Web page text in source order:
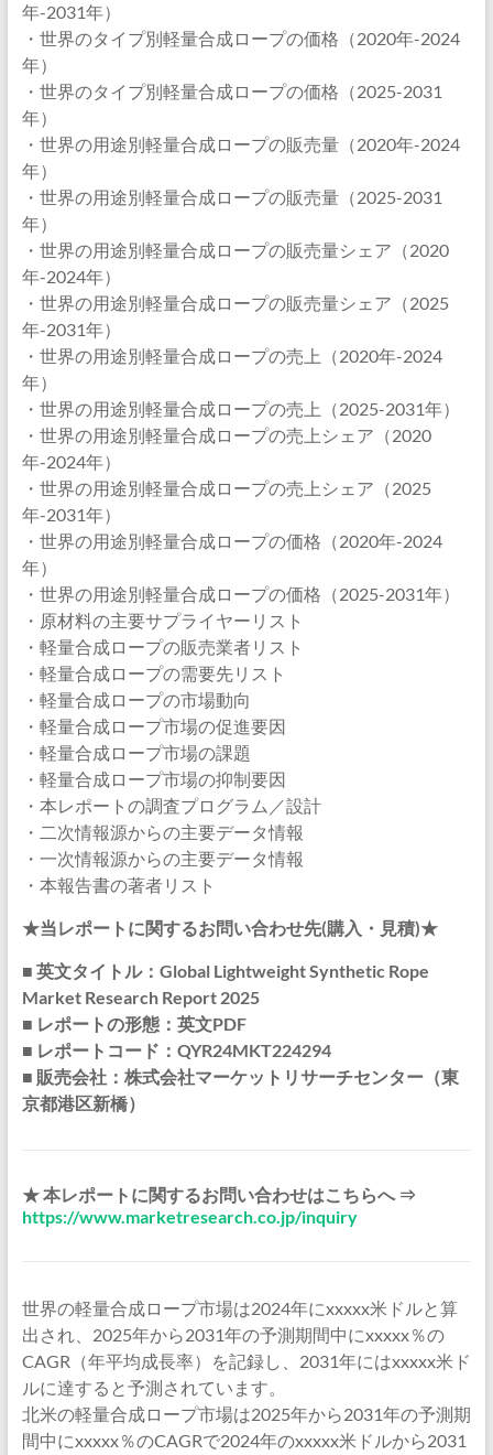
年-2031年）
・世界のタイプ別軽量合成ロープの価格（2020年-2024
年）
・世界のタイプ別軽量合成ロープの価格（2025-2031
年）
・世界の用途別軽量合成ロープの販売量（2020年-2024
年）
・世界の用途別軽量合成ロープの販売量（2025-2031
年）
・世界の用途別軽量合成ロープの販売量シェア（2020
年-2024年）
・世界の用途別軽量合成ロープの販売量シェア（2025
年-2031年）
・世界の用途別軽量合成ロープの売上（2020年-2024
年）
・世界の用途別軽量合成ロープの売上（2025-2031年）
・世界の用途別軽量合成ロープの売上シェア（2020
年-2024年）
・世界の用途別軽量合成ロープの売上シェア（2025
年-2031年）
・世界の用途別軽量合成ロープの価格（2020年-2024
年）
・世界の用途別軽量合成ロープの価格（2025-2031年）
・原材料の主要サプライヤーリスト
・軽量合成ロープの販売業者リスト
・軽量合成ロープの需要先リスト
・軽量合成ロープの市場動向
・軽量合成ロープ市場の促進要因
・軽量合成ロープ市場の課題
・軽量合成ロープ市場の抑制要因
・本レポートの調査プログラム／設計
・二次情報源からの主要データ情報
・一次情報源からの主要データ情報
・本報告書の著者リスト
★当レポートに関するお問い合わせ先(購入・見積)★
■ 英文タイトル：Global Lightweight Synthetic Rope
Market Research Report 2025
■ レポートの形態：英文PDF
■ レポートコード：QYR24MKT224294
■ 販売会社：株式会社マーケットリサーチセンター（東
京都港区新橋）
★ 本レポートに関するお問い合わせはこちらへ ⇒
https://www.marketresearch.co.jp/inquiry
世界の軽量合成ロープ市場は2024年にxxxxx米ドルと算
出され、2025年から2031年の予測期間中にxxxxx％の
CAGR（年平均成長率）を記録し、2031年にはxxxxx米ド
ルに達すると予測されています。
北米の軽量合成ロープ市場は2025年から2031年の予測期
間中にxxxxx％のCAGRで2024年のxxxxx米ドルから2031